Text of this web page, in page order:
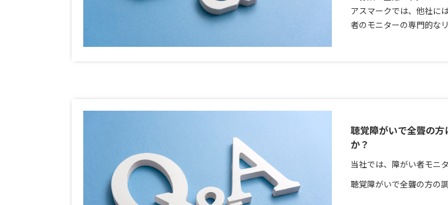
アスマークでは、他社に
者のモニターの専門的な
聴覚障がいで全聾の
か？
当社では、障がい者モニ
聴覚障がいで全聾の方の